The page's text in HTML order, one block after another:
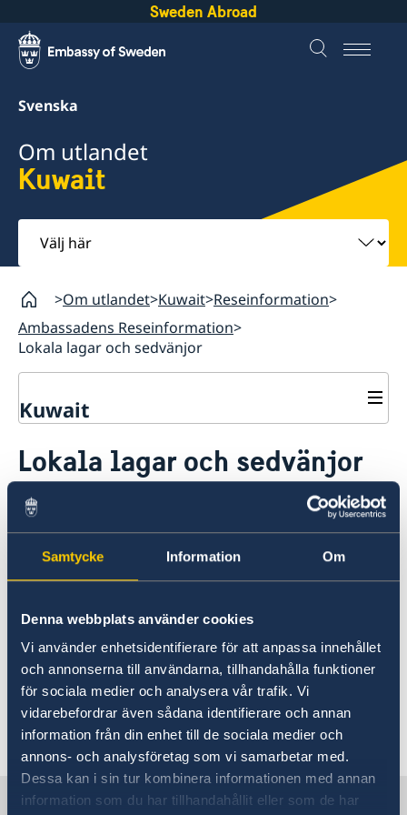
Samtycke Information Om
Denna webbplats använder cookies
Vi använder enhetsidentifierare för att anpassa innehållet
och annonserna till användarna, tillhandahålla funktioner
för sociala medier och analysera vår trafik. Vi
vidarebefordrar även sådana identifierare och annan
information från din enhet till de sociala medier och
annons- och analysföretag som vi samarbetar med.
Dessa kan i sin tur kombinera informationen med annan
information som du har tillhandahållit eller som de har
Sweden Abroad
Svenska
Om utlandet
Kuwait
Välj
här
Om utlandet Kuwait Reseinformation
Ambassadens Reseinformation
Lokala lagar och sedvänjor
Kuwait
Hjälp till svenskar i Kuwait
Rösta i Kuwait
Akut hjälp
Pass i Kuwait
Hjälp kring medborgarskap
Om svenskt medborgarskap
Gifta sig utomlands
Reseinformation
Aktuella händelser
Naturförhållanden och katastrofer
In- och utresebestämmelser
Hälso- och sjukvård
Lokala lagar och sedvänjor
Kriminalitet och personlig säkerhet
Trafiksäkerhet
Utvecklingssamarbete
Lokala lagar och sedvänjor
Det kuwaitiska samhället är en blandning av
västerländska influenser och djupt rotade
lokala traditioner. Islam är den klart
dominerande religionen, även om annan
jämfört med övriga regionen stor, och
västerländskt levnadssätt är i mångt och
mycket möjligt. Homosexualitet betraktas som
ett brott enligt landets lagar.
Senast uppdaterad 24 juli 2026, 09.37
Sverige i Kuwait